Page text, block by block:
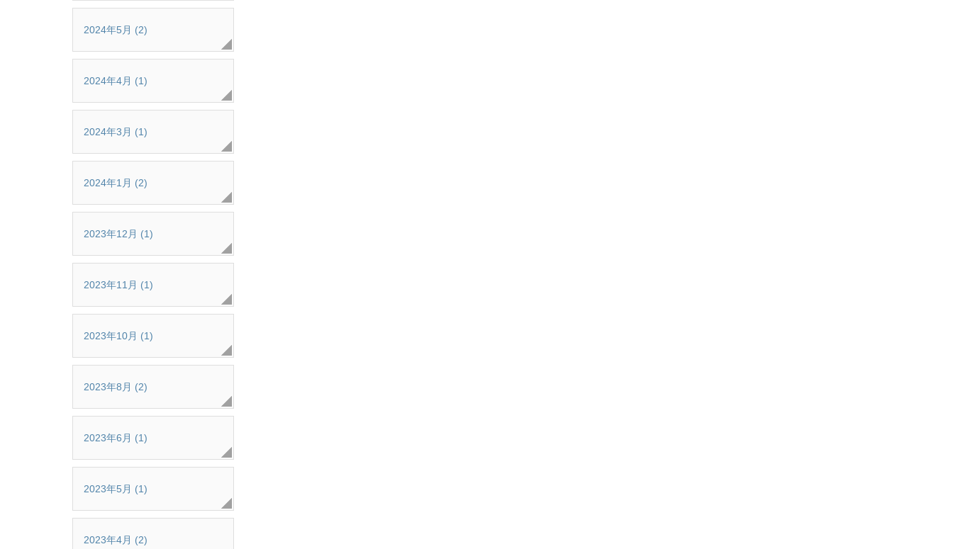
2024年5月 (2)
2024年4月 (1)
2024年3月 (1)
2024年1月 (2)
2023年12月 (1)
2023年11月 (1)
2023年10月 (1)
2023年8月 (2)
2023年6月 (1)
2023年5月 (1)
2023年4月 (2)